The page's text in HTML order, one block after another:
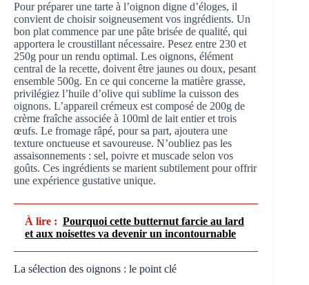
Pour préparer une tarte à l’oignon digne d’éloges, il
convient de choisir soigneusement vos ingrédients. Un
bon plat commence par une pâte brisée de qualité, qui
apportera le croustillant nécessaire. Pesez entre 230 et
250g pour un rendu optimal. Les oignons, élément
central de la recette, doivent être jaunes ou doux, pesant
ensemble 500g. En ce qui concerne la matière grasse,
privilégiez l’huile d’olive qui sublime la cuisson des
oignons. L’appareil crémeux est composé de 200g de
crème fraîche associée à 100ml de lait entier et trois
œufs. Le fromage râpé, pour sa part, ajoutera une
texture onctueuse et savoureuse. N’oubliez pas les
assaisonnements : sel, poivre et muscade selon vos
goûts. Ces ingrédients se marient subtilement pour offrir
une expérience gustative unique.
À lire : Pourquoi cette butternut farcie au lard
et aux noisettes va devenir un incontournable
La sélection des oignons : le point clé